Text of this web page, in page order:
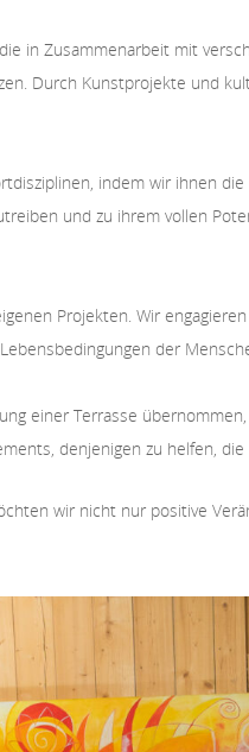
in Zusammenarbeit mit
Durch Kunstprojekte und
indem wir ihnen
und zu ihrem vollen
Projekten. Wir
der
einer Terrasse
denjenigen zu helfen,
wir nicht nur positive